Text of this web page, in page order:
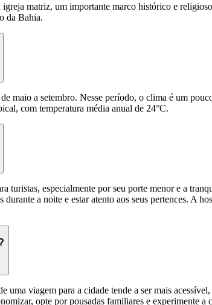
matriz, um importante marco histórico e
da Bahia.
maio a setembro. Nesse período, o clima é um
com temperatura média anual de 24°C.
turistas, especialmente por seu porte menor e a
a noite e estar atento aos seus pertences. A
viagem para a cidade tende a ser mais
opte por pousadas familiares e experimente